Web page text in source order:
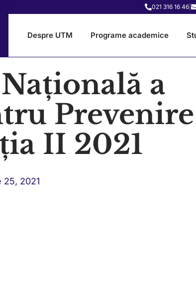
021 316 16 46|
Despre UTM Programe academice
a
Prevenire
II 2021
25, 2021